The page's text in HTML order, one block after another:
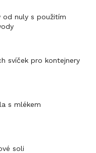
od nuly s použitím
svíček pro kontejnery
s mlékem
soli